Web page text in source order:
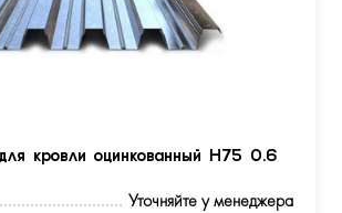
кровли оцинкованный Н75 0.6
Уточняйте у менеджера